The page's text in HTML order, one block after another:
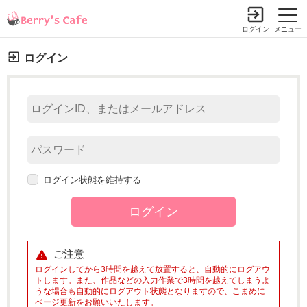
メニュー
ログイン
ログイン
ログイン状態を維持する
ご注意
ログインしてから3時間を越えて放置すると、自動的にログアウ
トします。また、作品などの入力作業で3時間を越えてしまうよ
うな場合も自動的にログアウト状態となりますので、こまめに
ページ更新をお願いいたします。